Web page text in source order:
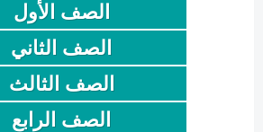
الصف الأول
الصف الثاني
الصف الثالث
الصف الرابع